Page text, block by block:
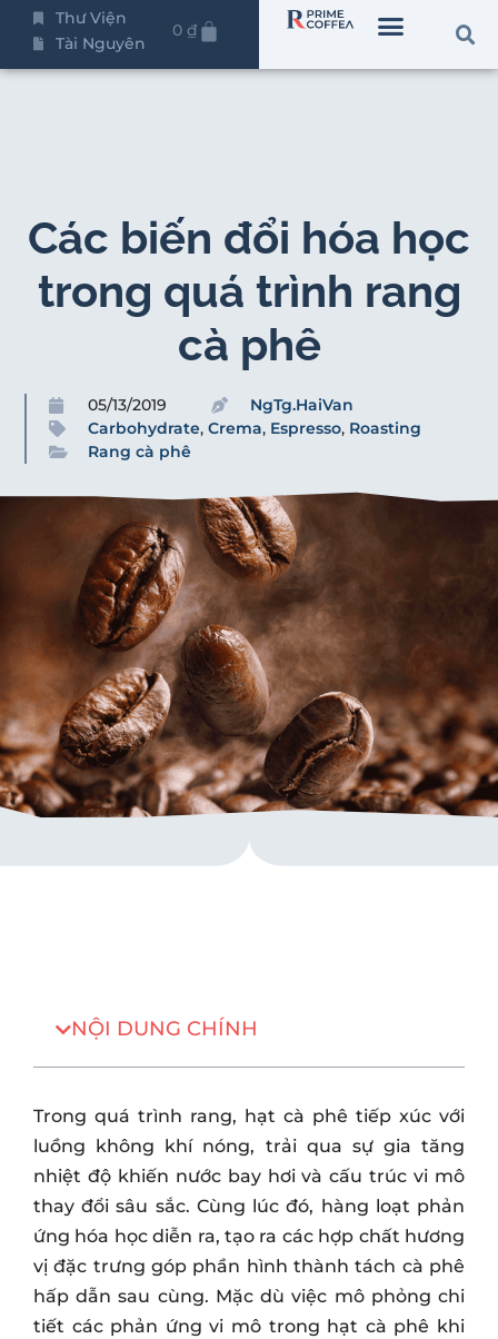
Thư Viện
Tài Nguyên
0 ₫
Các biến đổi hóa học
trong quá trình rang
cà phê
05/13/2019
NgTg.HaiVan
Carbohydrate,Crema, Espresso, Roasting
Rang cà phê
NỘI DUNG CHÍNH
Trong quá trình rang, hạt cà phê tiếp xúc với
luồng không khí nóng, trải qua sự gia tăng
nhiệt độ khiến nước bay hơi và cấu trúc vi mô
thay đổi sâu sắc. Cùng lúc đó, hàng loạt phản
ứng hóa học diễn ra, tạo ra các hợp chất hương
vị đặc trưng góp phần hình thành tách cà phê
hấp dẫn sau cùng. Mặc dù việc mô phỏng chi
tiết các phản ứng vi mô trong hạt cà phê khi